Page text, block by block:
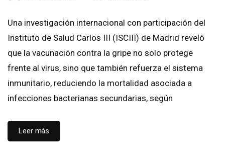
Una investigación internacional con participación del
Instituto de Salud Carlos III (ISCIII) de Madrid reveló
que la vacunación contra la gripe no solo protege
frente al virus, sino que también refuerza el sistema
inmunitario, reduciendo la mortalidad asociada a
infecciones bacterianas secundarias, según
Leer más